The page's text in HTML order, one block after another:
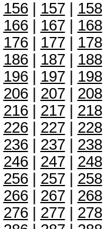
156| 157| 158|
166| 167| 168|
176| 177| 178|
186| 187| 188|
196| 197| 198|
206| 207| 208|
216| 217| 218|
226| 227| 228|
236| 237| 238|
246| 247| 248|
256| 257| 258|
266| 267| 268|
276| 277| 278|